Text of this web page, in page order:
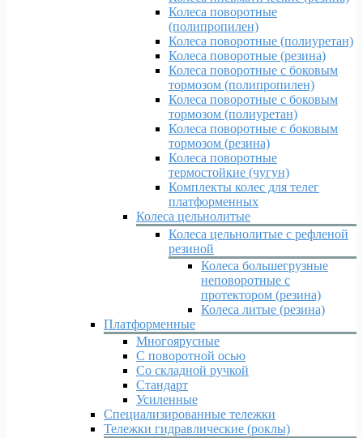
Колеса поворотные
(полипропилен)
Колеса поворотные (полиуретан)
Колеса поворотные (резина)
Колеса поворотные c боковым
тормозом (полипропилен)
Колеса поворотные c боковым
тормозом (полиуретан)
Колеса поворотные c боковым
тормозом (резина)
Колеса поворотные
термостойкие (чугун)
Комплекты колес для телег
платформенных
Колеса цельнолитые
Колеса цельнолитые с рефленой
резиной
Колеса большегрузные
неповоротные с
протектором (резина)
Колеса литые (резина)
Платформенные
Многоярусные
С поворотной осью
Со складной ручкой
Стандарт
Усиленные
Специализированные тележки
Тележки гидравлические (роклы)